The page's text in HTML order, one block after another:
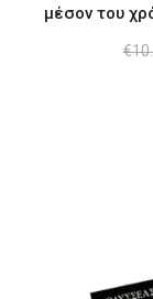
μέσον του
€